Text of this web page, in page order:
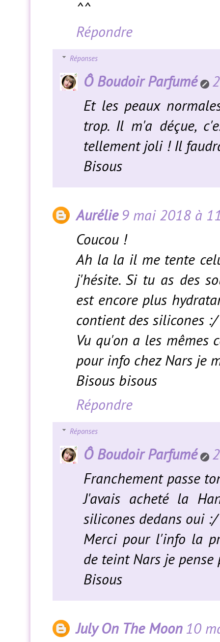
^^
Répondre
Réponses
Ô Boudoir Parfumé
Et les peaux
trop. Il m'a déçue,
tellement joli ! Il
Bisous
Aurélie 9 mai 2018 à
Coucou !
Ah la la il me tente
j'hésite. Si tu as des
est encore plus
contient des silicones :/
Vu qu'on a les mêmes
pour info chez Nars je
Bisous bisous
Répondre
Réponses
Ô Boudoir Parfumé
Franchement passe
J'avais acheté la
silicones dedans oui
Merci pour l'info la
de teint Nars je
Bisous
July On The Moon 10